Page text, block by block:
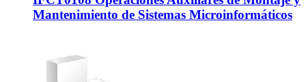
Mantenimiento de Sistemas Microinformáticos